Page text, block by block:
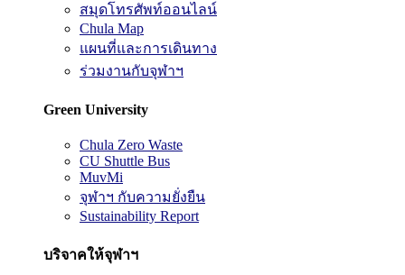
สมุดโทรศัพท์ออนไลน์
Chula Map
แผนที่และการเดินทาง
ร่วมงานกับจุฬาฯ
Green University
Chula Zero Waste
CU Shuttle Bus
MuvMi
จุฬาฯ กับความยั่งยืน
Sustainability Report
บริจาคให้จุฬาฯ